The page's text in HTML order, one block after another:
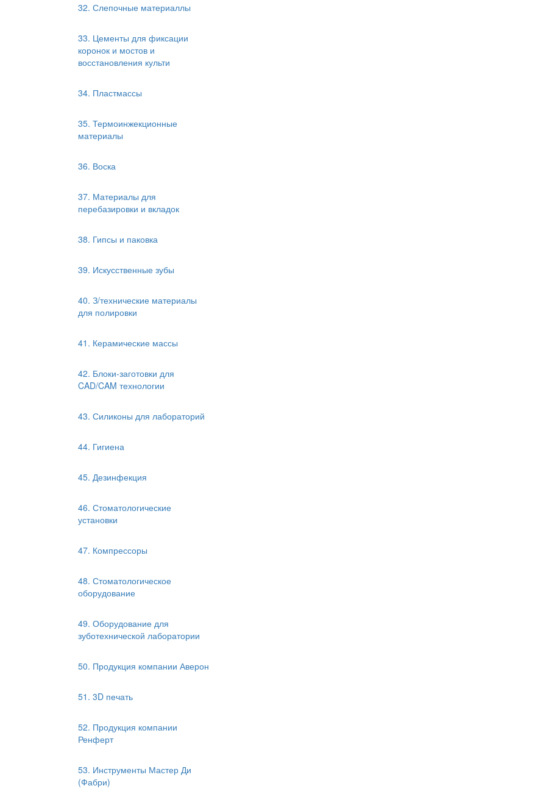
32. Слепочные материаллы
33. Цементы для фиксации
коронок и мостов и
восстановления культи
34. Пластмассы
35. Термоинжекционные
материалы
36. Воска
37. Материалы для
перебазировки и вкладок
38. Гипсы и паковка
39. Искусственные зубы
40. З/технические материалы
для полировки
41. Керамические массы
42. Блоки-заготовки для
CAD/CAM технологии
43. Силиконы для лабораторий
44. Гигиена
45. Дезинфекция
46. Стоматологические
установки
47. Компрессоры
48. Стоматологическое
оборудование
49. Оборудование для
зуботехнической лаборатории
50. Продукция компании Аверон
51. 3D печать
52. Продукция компании
Ренферт
53. Инструменты Мастер Ди
(Фабри)